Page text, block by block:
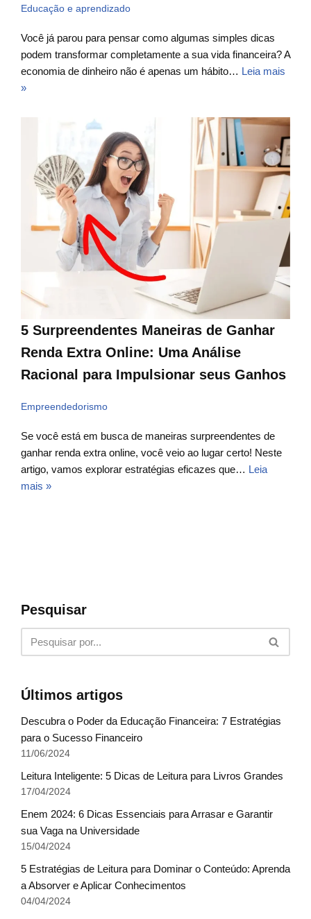
Educação e aprendizado
Você já parou para pensar como algumas simples dicas
podem transformar completamente a sua vida financeira? A
economia de dinheiro não é apenas um hábito… Leia mais
»
5 Surpreendentes Maneiras de Ganhar
Renda Extra Online: Uma Análise
Racional para Impulsionar seus Ganhos
Empreendedorismo
Se você está em busca de maneiras surpreendentes de
ganhar renda extra online, você veio ao lugar certo! Neste
artigo, vamos explorar estratégias eficazes que… Leia
mais »
Pesquisar
Últimos artigos
Descubra o Poder da Educação Financeira: 7 Estratégias
para o Sucesso Financeiro
11/06/2024
Leitura Inteligente: 5 Dicas de Leitura para Livros Grandes
17/04/2024
Enem 2024: 6 Dicas Essenciais para Arrasar e Garantir
sua Vaga na Universidade
15/04/2024
5 Estratégias de Leitura para Dominar o Conteúdo: Aprenda
a Absorver e Aplicar Conhecimentos
04/04/2024